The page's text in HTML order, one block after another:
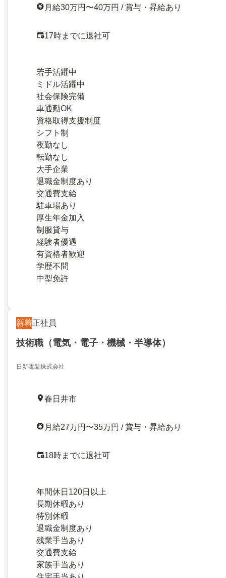
月給30万円〜40万円 / 賞与・昇給あり
17時までに退社可
若手活躍中
ミドル活躍中
社会保険完備
車通勤OK
資格取得支援制度
シフト制
夜勤なし
転勤なし
大手企業
退職金制度あり
交通費支給
駐車場あり
厚生年金加入
制服貸与
経験者優遇
有資格者歓迎
学歴不問
中型免許
新着正社員
技術職（電気・電子・機械・半導体）
日新電装株式会社
春日井市
月給27万円〜35万円 / 賞与・昇給あり
18時までに退社可
年間休日120日以上
長期休暇あり
特別休暇
退職金制度あり
残業手当あり
交通費支給
家族手当あり